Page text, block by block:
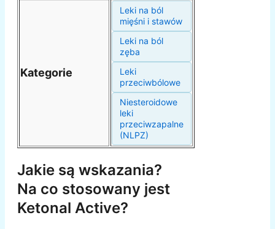
Kategorie
Leki na ból
mięśni i stawów
Leki na ból
zęba
Leki
przeciwbólowe
Niesteroidowe
leki
przeciwzapalne
(NLPZ)
Jakie są wskazania?
Na co stosowany jest
Ketonal Active?